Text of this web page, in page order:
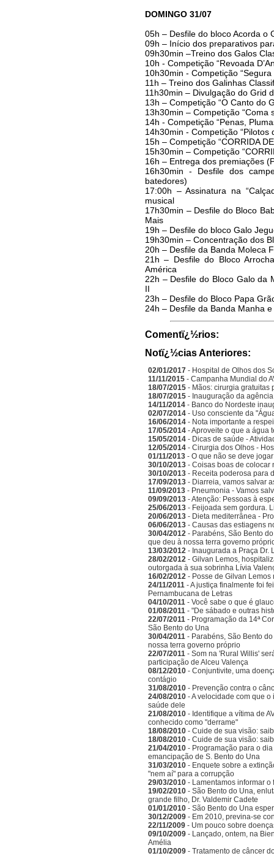
DOMINGO 31/07
05h – Desfile do bloco Acorda o
09h – Início dos preparativos
09h30min –Treino dos Galos
10h - Competição “Revoada
10h30min - Competição “Segura
11h – Treino dos Galinhas
11h30min – Divulgação do Grid
13h – Competição “O Canto do
13h30min – Competição “Coma
14h - Competição “Penas,
14h30min - Competição “Pilotos
15h – Competição “CORRIDA
15h30min – Competição
16h – Entrega dos premiações
16h30min - Desfile dos
batedores)
17:00h – Assinatura na
musical
17h30min – Desfile do Bloco
Mais
19h – Desfile do bloco Galo
19h30min – Concentração dos
20h – Desfile da Banda Moleca
21h – Desfile do Bloco
América
22h – Desfile do Bloco Galo da
II
23h – Desfile do Bloco Papa
24h – Desfile da Banda Manha
Comentï¿½rios:
Notï¿½cias Anteriores:
02/01/2017 - Hospital de Olhos dos
11/11/2015 - Campanha Mundial do
18/07/2015 - Mãos: cirurgia gratuitas
18/07/2015 - Inauguração da
14/11/2014 - Banco do Nordeste
02/07/2014 - Uso consciente da
16/06/2014 - Nota importante a
17/05/2014 - Aproveite o que a água
15/05/2014 - Dicas de saúde -
12/05/2014 - Cirurgia dos Olhos -
01/11/2013 - O que não se deve
30/10/2013 - Coisas boas de colocar
30/10/2013 - Receita poderosa para
17/09/2013 - Diarreia, vamos salvar
11/09/2013 - Pneumonia - Vamos
09/09/2013 - Atenção: Pessoas à
25/06/2013 - Feijoada sem gordura.
20/06/2013 - Dieta mediterrânea -
06/06/2013 - Causas das estiagens
30/04/2012 - Parabéns, São Bento
que deu à nossa terra governo
13/03/2012 - Inaugurada a Praça Dr.
28/02/2012 - Gilvan Lemos,
outorgada à sua sobrinha Lívia
16/02/2012 - Posse de Gilvan
24/11/2011 - A justiça finalmente foi
Pernambucana de Letras
04/10/2011 - Você sabe o que é
01/08/2011 - "De sábado e outras
22/07/2011 - Programação da 14ª
São Bento do Una
30/04/2011 - Parabéns, São Bento
nossa terra governo próprio
22/07/2011 - Som na 'Rural Willis'
participação de Alceu Valença
08/12/2010 - Conjuntivite, uma
contágio
31/08/2010 - Prevenção contra o
24/08/2010 - A velocidade com que
saúde dele
21/08/2010 - Identifique a vítima de
conhecido como "derrame"
18/08/2010 - Cuide de sua visão:
18/08/2010 - Cuide de sua visão:
21/04/2010 - Programação para o
emancipação de S. Bento do Una
31/03/2010 - Enquete sobre a
"nem aí" para a corrupção
29/03/2010 - Lamentamos informar
19/02/2010 - São Bento do Una,
grande filho, Dr. Valdemir Cadete
01/01/2010 - São Bento do Una
30/12/2009 - Em 2010, previna-se
22/11/2009 - Um pouco sobre
09/10/2009 - Lançado, ontem, na
Amélia
01/10/2009 - Tratamento de câncer